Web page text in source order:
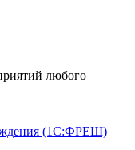
любого
(1С:ФРЕШ)